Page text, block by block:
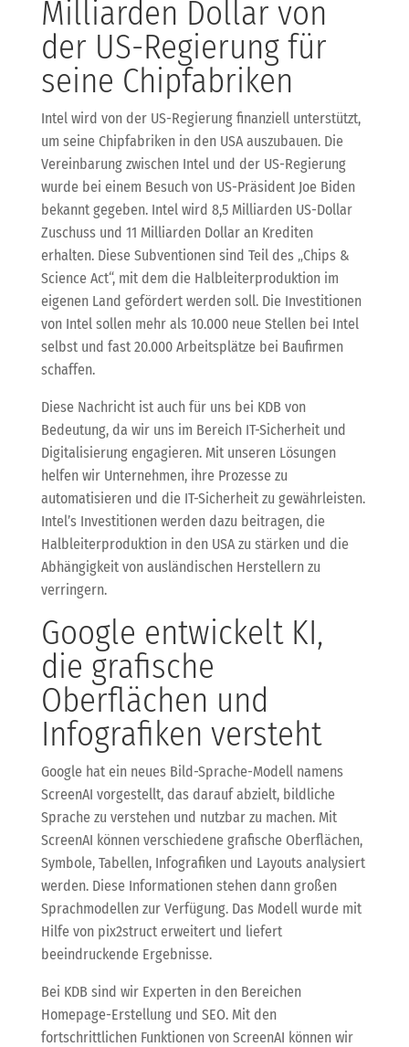
Milliarden Dollar von
der US-Regierung für
seine Chipfabriken
Intel wird von der US-Regierung finanziell unterstützt,
um seine Chipfabriken in den USA auszubauen. Die
Vereinbarung zwischen Intel und der US-Regierung
wurde bei einem Besuch von US-Präsident Joe Biden
bekannt gegeben. Intel wird 8,5 Milliarden US-Dollar
Zuschuss und 11 Milliarden Dollar an Krediten
erhalten. Diese Subventionen sind Teil des „Chips &
Science Act“, mit dem die Halbleiterproduktion im
eigenen Land gefördert werden soll. Die Investitionen
von Intel sollen mehr als 10.000 neue Stellen bei Intel
selbst und fast 20.000 Arbeitsplätze bei Baufirmen
schaffen.
Diese Nachricht ist auch für uns bei KDB von
Bedeutung, da wir uns im Bereich IT-Sicherheit und
Digitalisierung engagieren. Mit unseren Lösungen
helfen wir Unternehmen, ihre Prozesse zu
automatisieren und die IT-Sicherheit zu gewährleisten.
Intel’s Investitionen werden dazu beitragen, die
Halbleiterproduktion in den USA zu stärken und die
Abhängigkeit von ausländischen Herstellern zu
verringern.
Google entwickelt KI,
die grafische
Oberflächen und
Infografiken versteht
Google hat ein neues Bild-Sprache-Modell namens
ScreenAI vorgestellt, das darauf abzielt, bildliche
Sprache zu verstehen und nutzbar zu machen. Mit
ScreenAI können verschiedene grafische Oberflächen,
Symbole, Tabellen, Infografiken und Layouts analysiert
werden. Diese Informationen stehen dann großen
Sprachmodellen zur Verfügung. Das Modell wurde mit
Hilfe von pix2struct erweitert und liefert
beeindruckende Ergebnisse.
Bei KDB sind wir Experten in den Bereichen
Homepage-Erstellung und SEO. Mit den
fortschrittlichen Funktionen von ScreenAI können wir